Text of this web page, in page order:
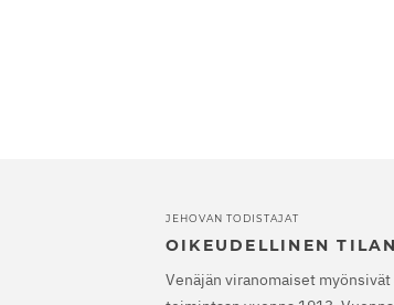
JEHOVAN TODISTAJAT
OIKEUDELLINEN
Venäjän viranomaiset